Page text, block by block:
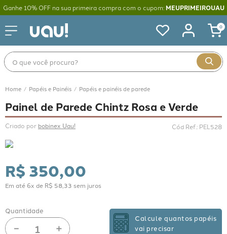
Ganhe 10% OFF na sua primeira compra com o cupom: MEUPRIMEIROUAU
0
O que você procura?
Papéis e Painéis Papéis e painéis de parede
Painel de Parede Chintz Rosa e Verde
Criado por bobinex Uau! Cód Ref.: PEL528
R$ 350,00
Em até 6x de R$ 58 33 sem juros
Quantidade
＋
－
Calcule quantos papéis
vai precisar